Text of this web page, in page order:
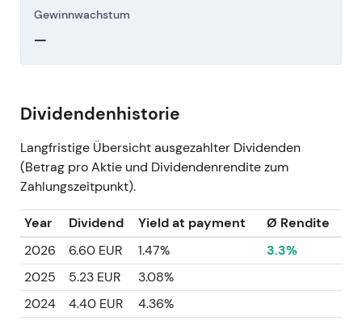
Gewinnwachstum
—
Dividendenhistorie
Langfristige Übersicht ausgezahlter Dividenden
(Betrag pro Aktie und Dividendenrendite zum
Zahlungszeitpunkt).
Year Dividend Yield at payment
Ø Rendite
2026
6.60 EUR 1.47%
3.3%
2025
5.23 EUR
3.08%
2024
4.40 EUR
4.36%